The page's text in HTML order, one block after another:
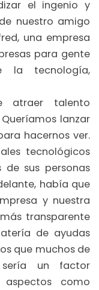
el ingenio y
nuestro amigo
una empresa
para gente
la tecnología,
atraer talento
lanzar
hacernos ver.
tecnológicos
sus personas
había que
y nuestra
transparente
de ayudas
que muchos de
un factor
aspectos como